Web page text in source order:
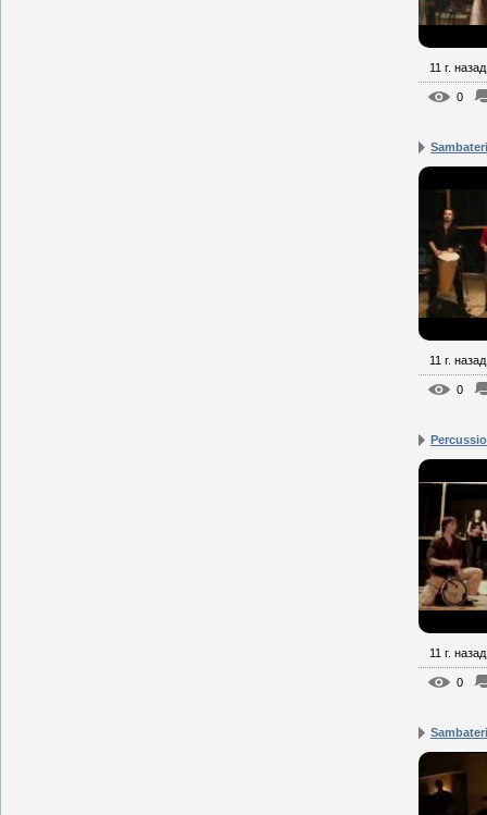
11 г. назад
0
11 г. назад
0
11 г. назад
0